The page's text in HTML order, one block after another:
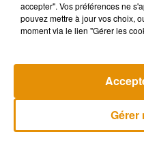
9h30 à 16h La Ferme
14h à 18h Balade en
Comité des fêtes et la
Charente
accepter". Vos préférences ne
pouvez mettre à jour vos choix,
moment via le lien "Gérer les
Gérer